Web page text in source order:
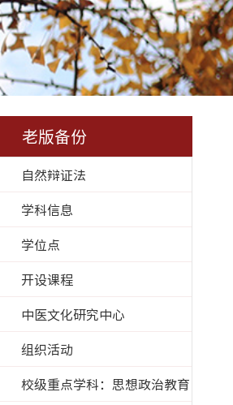
老版备份
自然辩证法
学科信息
学位点
开设课程
中医文化研究中心
组织活动
校级重点学科：思想政治教育